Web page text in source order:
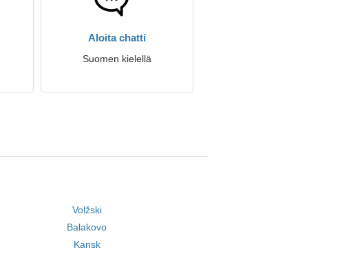
Aloita chatti
Suomen kielellä
Volžski
Balakovo
Kansk